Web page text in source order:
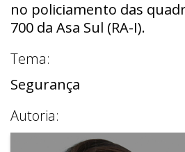
no policiamento das
700 da Asa Sul (RA-I).
Tema:
Segurança
Autoria: